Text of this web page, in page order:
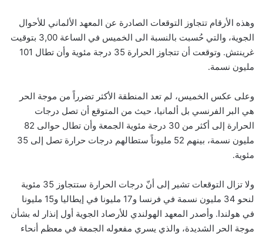
وهذه الأرقام تتجاوز التوقعات الصادرة عن المعهد الألماني للأحوال
الجوية، والتي حُسبت بالنسبة الى الخميس في الساعة 3,00 بتوقيت
غرينتش. وتوقعت أن تتجاوز الحرارة 35 درجة مئوية وأن تطال 101
مليون نسمة.
وعلى عكس الخميس، لم تعد المنطقة الأكثر تضرراً من موجة الحر
هي البر الفرنسي بل ألمانيا، حيث من المتوقع أن تصل درجات
الحرارة إلى أكثر من 30 درجة مئوية الجمعة وأن تطال حوالى 82
مليون نسمة، بينهم 52 مليوناً ستطالهم درجات حرارة تصل إلى 35
مئوية.
ولا تزال التوقعات تشير إلى أنّ درجات الحرارة ستتجاوز 35 مئوية
لنحو 34 مليون نسمة في فرنسا و17 مليونا في إيطاليا و15 مليونا
في هولندا. وأصدر المعهد الهولندي للأرصاد الجوية أول إنذار له بشأن
موجة الحر الشديدة، والذي يسري مفعوله الجمعة في معظم أنحاء